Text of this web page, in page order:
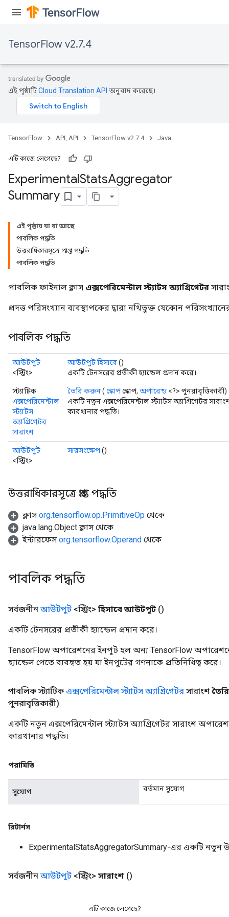
TensorFlow v2.7.4
এই পৃষ্ঠাটিCloud Translation API অনুবাদ করেছে।
TensorFlow API, API TensorFlow v2.7.4 Java
এটি কাজে লেগেছে?
ExperimentalStatsAggregator
Summary
এই পৃষ্ঠায় যা যা আছে
পাবলিক পদ্ধতি
উত্তরাধিকারসূত্রে প্রাপ্ত পদ্ধতি
পাবলিক পদ্ধতি
পাবলিক ফাইনাল ক্লাস এক্সপেরিমেন্টাল স্ট্যাটস অ্যাগ্রিগেটর
প্রদত্ত পরিসংখ্যান ব্যবস্থাপকের দ্বারা নথিভুক্ত যেকোন
পাবলিক পদ্ধতি
আউটপুট
<স্ট্রিং>
আউটপুট হিসাবে()
একটি টেনসরের প্রতীকী হ্যান্ডেল প্রদান করে।
স্ট্যাটিক
এক্সপেরিমেন্টাল
স্ট্যাটস
অ্যাগ্রিগেটর
সারাংশ
তৈরি করুন( স্কোপস্কোপ, অপারেন্ড <?> পুনরাবৃত্তিকারী)
একটি নতুন এক্সপেরিমেন্টাল স্ট্যাটস অ্যাগ্রিগেটর
কারখানার পদ্ধতি।
আউটপুট
<স্ট্রিং>
সারসংক্ষেপ()
উত্তরাধিকারসূত্রে প্রাপ্ত পদ্ধতি
ক্লাস org.tensorflow.op.PrimitiveOp থেকে
java.lang.Object ক্লাস থেকে
ইন্টারফেস org.tensorflow.Operand থেকে
পাবলিক পদ্ধতি
সর্বজনীন আউটপুট <স্ট্রিং> হিসাবে আউটপুট ()
একটি টেনসরের প্রতীকী হ্যান্ডেল প্রদান করে।
TensorFlow অপারেশনের ইনপুট হল অন্য TensorFlow
হ্যান্ডেল পেতে ব্যবহৃত হয় যা ইনপুটের গণনাকে প্রতিনিধিত্ব করে।
পাবলিক স্ট্যাটিক এক্সপেরিমেন্টাল স্ট্যাটস অ্যাগ্রিগেটর সারাংশ
পুনরাবৃত্তিকারী)
একটি নতুন এক্সপেরিমেন্টাল স্ট্যাটস অ্যাগ্রিগেটর সারাংশ
কারখানার পদ্ধতি।
পরামিতি
সুযোগ বর্তমান সুযোগ
রিটার্নস
ExperimentalStatsAggregatorSummary-এর একটি নতুন
সর্বজনীন আউটপুট <স্ট্রিং> সারাংশ ()
এটি কাজে লেগেছে?